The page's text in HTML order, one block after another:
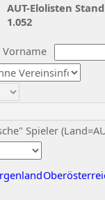
Vorname
Spieler
AUT-Elolisten
1.052